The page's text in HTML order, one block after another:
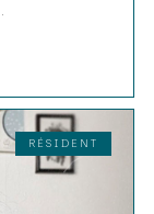
RÉSIDENT